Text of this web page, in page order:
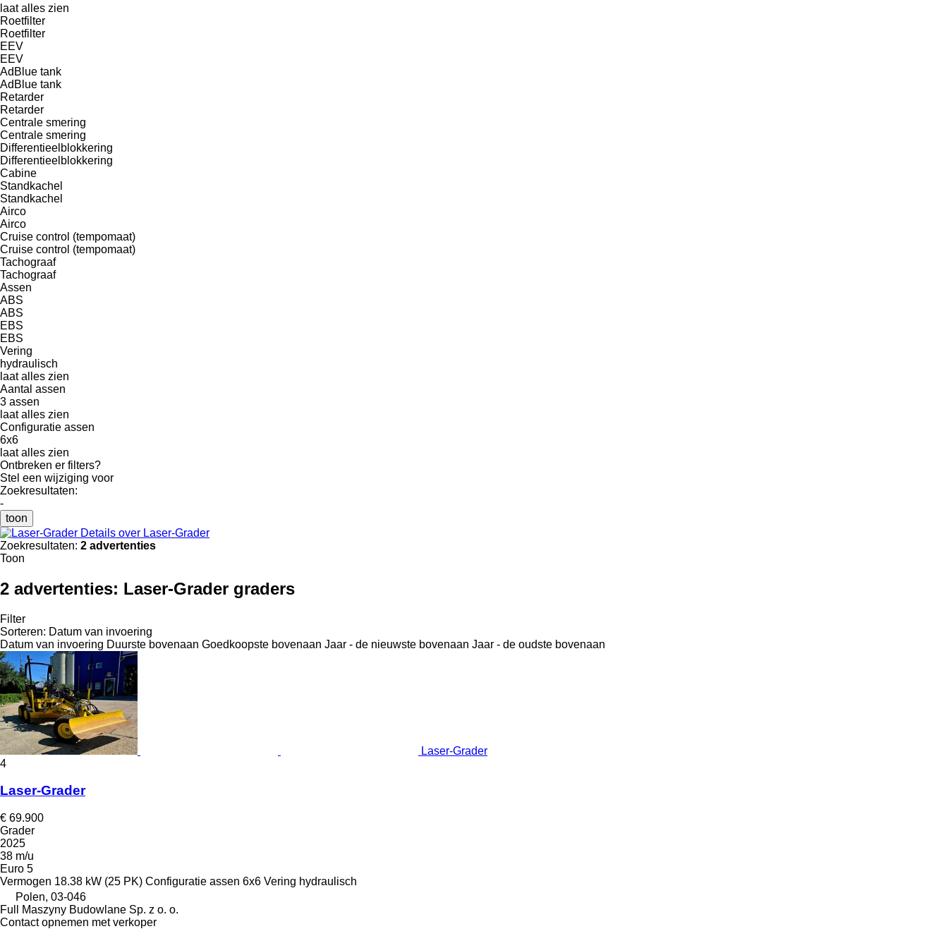
laat alles zien
Roetfilter
Roetfilter
EEV
EEV
AdBlue tank
AdBlue tank
Retarder
Retarder
Centrale smering
Centrale smering
Differentieelblokkering
Differentieelblokkering
Cabine
Standkachel
Standkachel
Airco
Airco
Cruise control (tempomaat)
Cruise control (tempomaat)
Tachograaf
Tachograaf
Assen
ABS
ABS
EBS
EBS
Vering
hydraulisch
laat alles zien
Aantal assen
3 assen
laat alles zien
Configuratie assen
6x6
laat alles zien
Ontbreken er filters?
Stel een wijziging voor
Zoekresultaten:
-
toon
Details over Laser-Grader
Zoekresultaten: 2 advertenties
Toon
2 advertenties: Laser-Grader graders
Filter
Sorteren: Datum van invoering
Datum van invoering Duurste bovenaan Goedkoopste bovenaan Jaar - de nieuwste bovenaan Jaar - de oudste bovenaan
Laser-Grader
4
Laser-Grader
€ 69.900
Grader
2025
38 m/u
Euro 5
Vermogen 18.38 kW (25 PK) Configuratie assen 6x6 Vering hydraulisch
Polen, 03-046
Full Maszyny Budowlane Sp. z o. o.
Contact opnemen met verkoper